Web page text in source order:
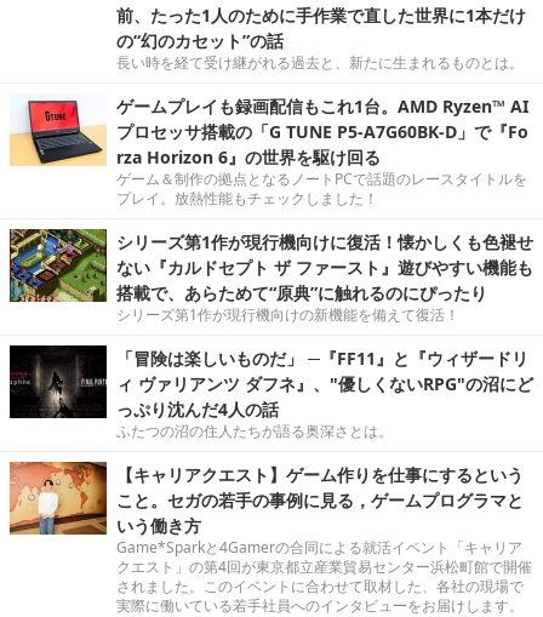
前、たった1人のために手作業で直した世界に1本だけ
の“幻のカセット”の話
長い時を経て受け継がれる過去と、新たに生まれるものとは。
ゲームプレイも録画配信もこれ1台。AMD Ryzen™ AI
プロセッサ搭載の「G TUNE P5-A7G60BK-D」で『Fo
rza Horizon 6』の世界を駆け回る
ゲーム＆制作の拠点となるノートPCで話題のレースタイトルを
プレイ。放熱性能もチェックしました！
シリーズ第1作が現行機向けに復活！懐かしくも色褪せ
ない『カルドセプト ザ ファースト』遊びやすい機能も
搭載で、あらためて“原典”に触れるのにぴったり
シリーズ第1作が現行機向けの新機能を備えて復活！
「冒険は楽しいものだ」 ─『FF11』と『ウィザードリ
ィ ヴァリアンツ ダフネ』、"優しくないRPG"の沼にど
っぷり沈んだ4人の話
ふたつの沼の住人たちが語る奥深さとは。
【キャリアクエスト】ゲーム作りを仕事にするという
こと。セガの若手の事例に見る，ゲームプログラマと
いう働き方
Game*Sparkと4Gamerの合同による就活イベント「キャリア
クエスト」の第4回が東京都立産業貿易センター浜松町館で開催
されました。このイベントに合わせて取材した、各社の現場で
実際に働いている若手社員へのインタビューをお届けします。